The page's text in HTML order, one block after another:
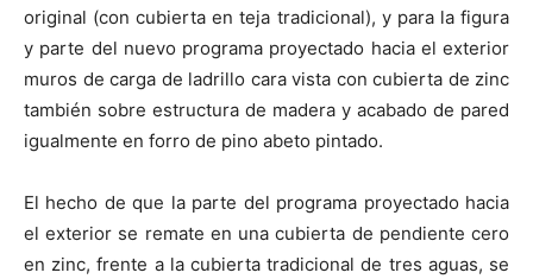
original (con cubierta en teja tradicional), y para la figura
y parte del nuevo programa proyectado hacia el exterior
muros de carga de ladrillo cara vista con cubierta de zinc
también sobre estructura de madera y acabado de pared
igualmente en forro de pino abeto pintado.
El hecho de que la parte del programa proyectado hacia
el exterior se remate en una cubierta de pendiente cero
en zinc, frente a la cubierta tradicional de tres aguas, se